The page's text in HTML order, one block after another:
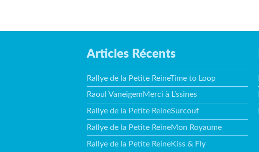
Articles Récents
Rallye de la Petite ReineTime to Loop
Raoul VaneigemMerci à L’ssines
Rallye de la Petite ReineSurcouf
Rallye de la Petite ReineMon Royaume
Rallye de la Petite ReineKiss & Fly